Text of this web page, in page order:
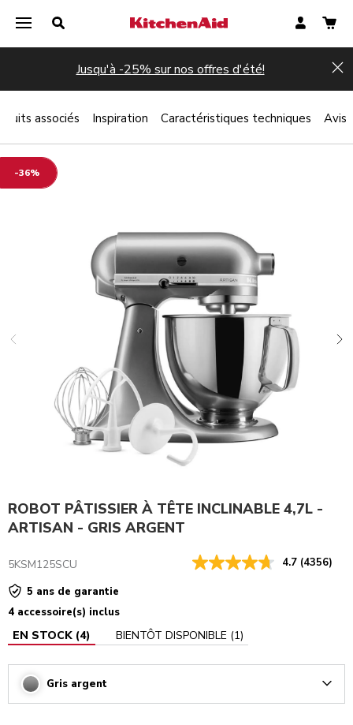
Jusqu'à -25% sur nos offres d'été!
-36%
ROBOT PÂTISSIER À TÊTE INCLINABLE 4,7L -
ARTISAN - GRIS ARGENT
5KSM125SCU 4.7 (4356)
5 ans de garantie
4 accessoire(s) inclus
EN STOCK (4) BIENTÔT DISPONIBLE (1)
Gris argent
associés Inspiration Caractéristiques techniques Avis